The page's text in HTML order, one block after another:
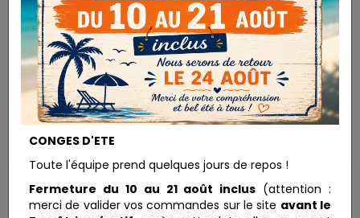
PIGMENTS
CONGES D'ETE
Toute l'équipe prend quelques jours de repos !
Fermeture du 10 au 21 août inclus (attention :
merci de valider vos commandes sur le site avant le